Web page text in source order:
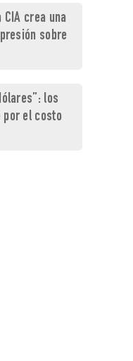
crea una
sobre
los
por el costo